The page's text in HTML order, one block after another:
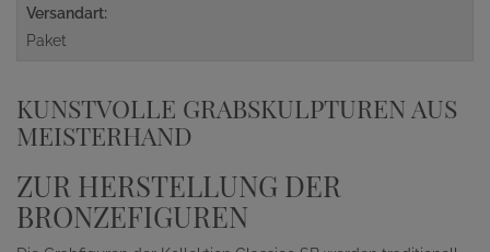
Versandart:
Paket
KUNSTVOLLE GRABSKULPTUREN AUS
MEISTERHAND
ZUR HERSTELLUNG DER
BRONZEFIGUREN